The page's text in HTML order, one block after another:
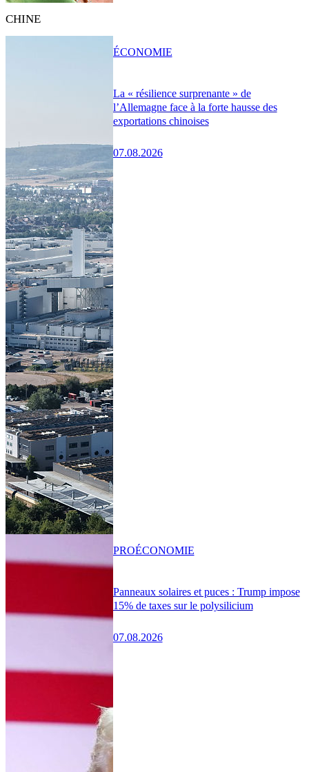
CHINE
La « résilience surprenante » de
l’Allemagne face à la forte hausse des
exportations chinoises
07.08.2026
ÉCONOMIE
Panneaux solaires et puces : Trump impose
15% de taxes sur le polysilicium
07.08.2026
PROÉCONOMIE